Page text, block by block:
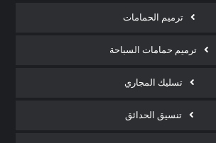
ترميم الحمامات
ترميم حمامات السباحة
تسليك المجاري
تنسيق الحدائق